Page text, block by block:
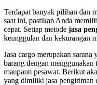
Terdapat banyak pilihan dan
saat ini, pastikan Anda
cepat. Setiap metode jasa
keunggulan dan kekurangan
Jasa cargo merupakan
barang dengan
maupaun pesawat. Berikut
yang dimiliki jasa pengiriman